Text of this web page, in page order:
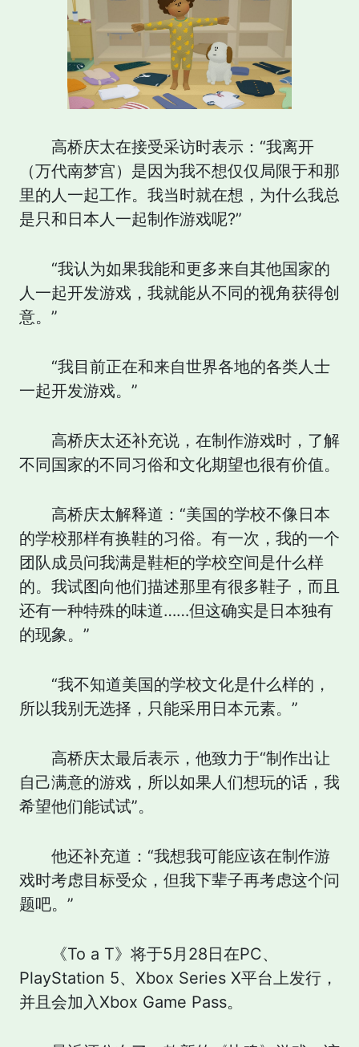
高桥庆太在接受采访时表示：“我离开
（万代南梦宫）是因为我不想仅仅局限于和那
里的人一起工作。我当时就在想，为什么我总
是只和日本人一起制作游戏呢?”
“我认为如果我能和更多来自其他国家的
人一起开发游戏，我就能从不同的视角获得创
意。”
“我目前正在和来自世界各地的各类人士
一起开发游戏。”
高桥庆太还补充说，在制作游戏时，了解
不同国家的不同习俗和文化期望也很有价值。
高桥庆太解释道：“美国的学校不像日本
的学校那样有换鞋的习俗。有一次，我的一个
团队成员问我满是鞋柜的学校空间是什么样
的。我试图向他们描述那里有很多鞋子，而且
还有一种特殊的味道……但这确实是日本独有
的现象。”
“我不知道美国的学校文化是什么样的，
所以我别无选择，只能采用日本元素。”
高桥庆太最后表示，他致力于“制作出让
自己满意的游戏，所以如果人们想玩的话，我
希望他们能试试”。
他还补充道：“我想我可能应该在制作游
戏时考虑目标受众，但我下辈子再考虑这个问
题吧。”
《To a T》将于5月28日在PC、
PlayStation 5、Xbox Series X平台上发行，
并且会加入Xbox Game Pass。